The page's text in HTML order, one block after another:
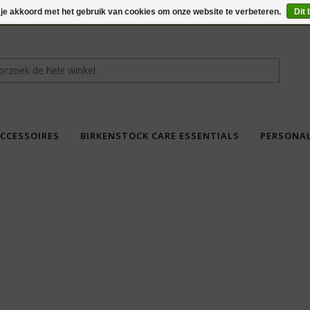
BIRKENSTOCK CARE ESSENTIALS
akkoord met het gebruik van cookies om onze website te verbeteren. Dit